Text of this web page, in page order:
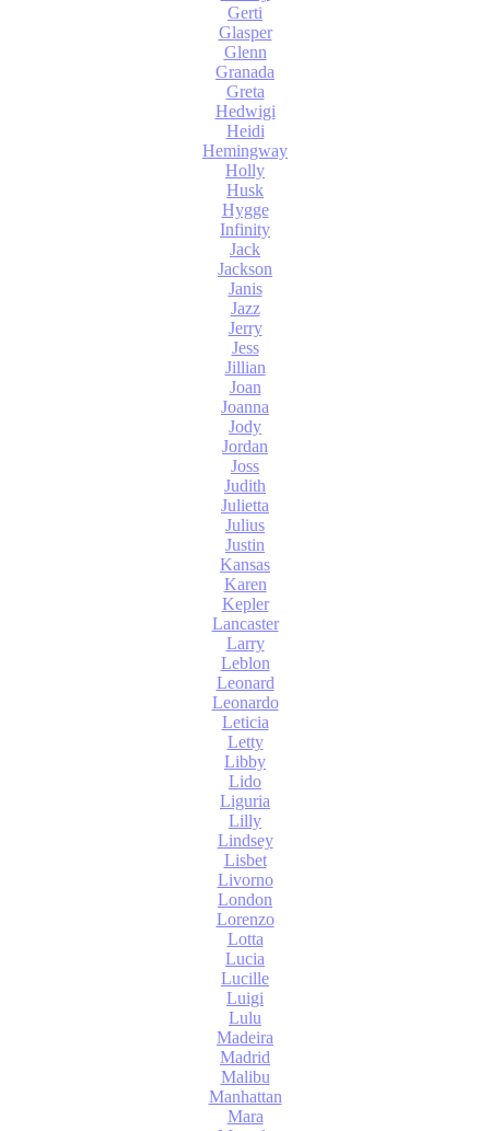
Gerti
Glasper
Glenn
Granada
Greta
Hedwigi
Heidi
Hemingway
Holly
Husk
Hygge
Infinity
Jack
Jackson
Janis
Jazz
Jerry
Jess
Jillian
Joan
Joanna
Jody
Jordan
Joss
Judith
Julietta
Julius
Justin
Kansas
Karen
Kepler
Lancaster
Larry
Leblon
Leonard
Leonardo
Leticia
Letty
Libby
Lido
Liguria
Lilly
Lindsey
Lisbet
Livorno
London
Lorenzo
Lotta
Lucia
Lucille
Luigi
Lulu
Madeira
Madrid
Malibu
Manhattan
Mara